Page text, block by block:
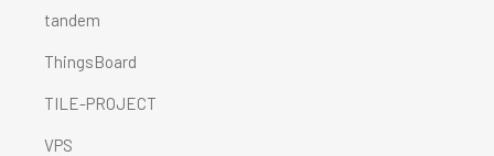
tandem
ThingsBoard
TILE-PROJECT
VPS